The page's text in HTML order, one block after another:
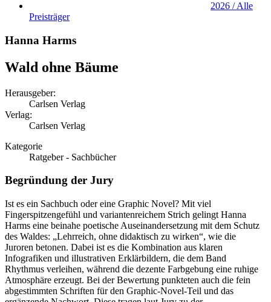
2026 / Alle
Preisträger
Hanna Harms
Wald ohne Bäume
Herausgeber:
Carlsen Verlag
Verlag:
Carlsen Verlag
Kategorie
Ratgeber - Sachbücher
Begründung der Jury
Ist es ein Sachbuch oder eine Graphic Novel? Mit viel
Fingerspitzengefühl und variantenreichem Strich gelingt Hanna
Harms eine beinahe poetische Auseinandersetzung mit dem Schutz
des Waldes: „Lehrreich, ohne didaktisch zu wirken“, wie die
Juroren betonen. Dabei ist es die Kombination aus klaren
Infografiken und illustrativen Erklärbildern, die dem Band
Rhythmus verleihen, während die dezente Farbgebung eine ruhige
Atmosphäre erzeugt. Bei der Bewertung punkteten auch die fein
abgestimmten Schriften für den Graphic-Novel-Teil und das